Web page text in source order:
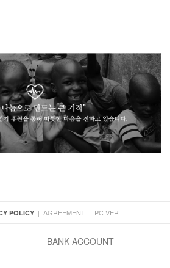
POLICY | AGREEMENT | PC VER
BANK ACCOUNT